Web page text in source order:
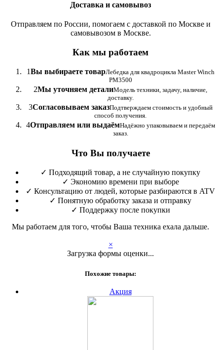
Доставка и самовывоз
Отправляем по России, помогаем с доставкой по Москве и
самовывозом в Москве.
Как мы работаем
1Вы выбираете товарЛебедка для квадроцикла Master Winch
PM3500
2Мы уточняем деталиМодель техники, задачу, наличие,
доставку.
3Согласовываем заказПодтверждаем стоимость и удобный
способ получения.
4Отправляем или выдаёмНадёжно упаковываем и передаём
заказ.
Что Вы получаете
✓ Подходящий товар, а не случайную покупку
✓ Экономию времени при выборе
✓ Консультацию от людей, которые разбираются в ATV
✓ Понятную обработку заказа и отправку
✓ Поддержку после покупки
Мы работаем для того, чтобы Ваша техника ехала дальше.
×
Загрузка формы оценки...
Похожие товары:
Акция